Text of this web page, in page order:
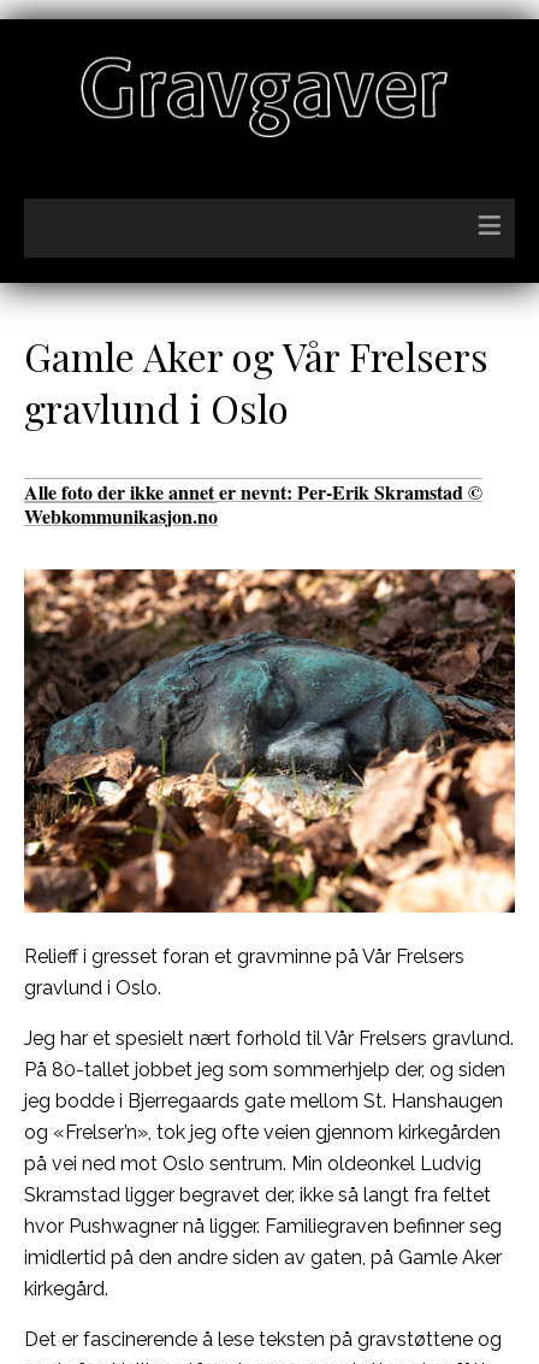
≡
Gamle Aker og Vår Frelsers
gravlund i Oslo
Alle foto der ikke annet er nevnt: Per-Erik Skramstad ©
Webkommunikasjon.no
Relieff i gresset foran et gravminne på Vår Frelsers
gravlund i Oslo.
Jeg har et spesielt nært forhold til Vår Frelsers gravlund.
På 80-tallet jobbet jeg som sommerhjelp der, og siden
jeg bodde i Bjerregaards gate mellom St. Hanshaugen
og «Frelser’n», tok jeg ofte veien gjennom kirkegården
på vei ned mot Oslo sentrum. Min oldeonkel Ludvig
Skramstad ligger begravet der, ikke så langt fra feltet
hvor Pushwagner nå ligger. Familiegraven befinner seg
imidlertid på den andre siden av gaten, på Gamle Aker
kirkegård.
Det er fascinerende å lese teksten på gravstøttene og